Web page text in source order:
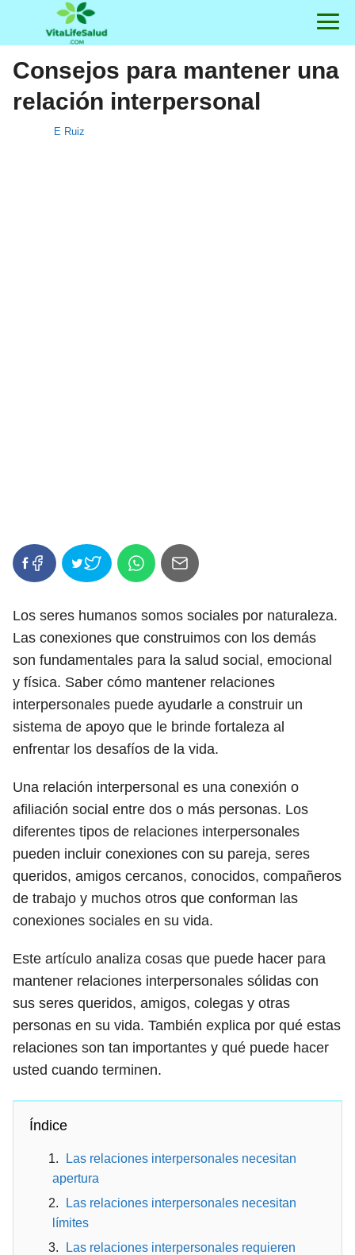
Consejos para mantener una
relación interpersonal
E Ruiz
Los seres humanos somos sociales por naturaleza.
Las conexiones que construimos con los demás
son fundamentales para la salud social, emocional
y física. Saber cómo mantener relaciones
interpersonales puede ayudarle a construir un
sistema de apoyo que le brinde fortaleza al
enfrentar los desafíos de la vida.
Una relación interpersonal es una conexión o
afiliación social entre dos o más personas. Los
diferentes tipos de relaciones interpersonales
pueden incluir conexiones con su pareja, seres
queridos, amigos cercanos, conocidos, compañeros
de trabajo y muchos otros que conforman las
conexiones sociales en su vida.
Este artículo analiza cosas que puede hacer para
mantener relaciones interpersonales sólidas con
sus seres queridos, amigos, colegas y otras
personas en su vida. También explica por qué estas
relaciones son tan importantes y qué puede hacer
usted cuando terminen.
Índice
Las relaciones interpersonales necesitan
apertura
Las relaciones interpersonales necesitan
límites
Las relaciones interpersonales requieren